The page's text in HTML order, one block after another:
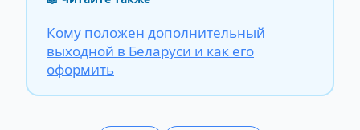
Кому положен дополнительный
выходной в Беларуси и как его
оформить